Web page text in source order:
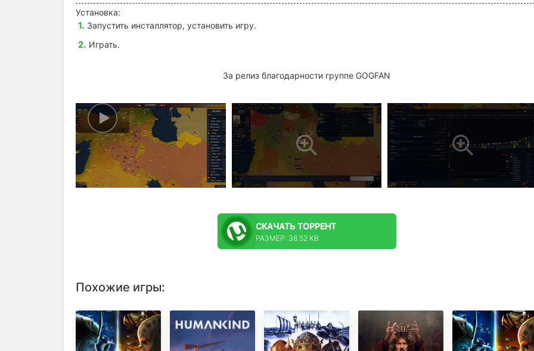
Установка:
Запустить инсталлятор, установить игру.
Играть.
За релиз благодарности группе GOGFAN
СКАЧАТЬ ТОРРЕНТ
РАЗМЕР: 38.52 KB
Похожие игры: